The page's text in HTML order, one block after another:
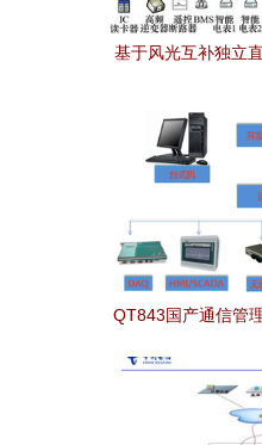
基于风光互补独立
QT843国产通信管